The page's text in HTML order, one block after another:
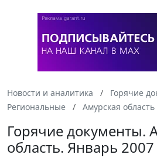
Новости и аналитика
Горячие
Региональные
Амурская область
Горячие документы.
область. Январь 2007